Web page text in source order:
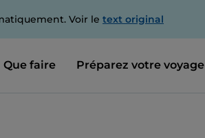
Voir le text original
Que faire Préparez votre voyage